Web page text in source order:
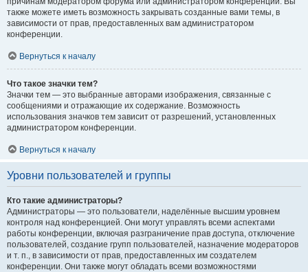
также можете иметь возможность закрывать созданные вами темы, в
зависимости от прав, предоставленных вам администратором
конференции.
Вернуться к началу
Что такое значки тем?
Значки тем — это выбранные авторами изображения, связанные с
сообщениями и отражающие их содержание. Возможность
использования значков тем зависит от разрешений, установленных
администратором конференции.
Вернуться к началу
Уровни пользователей и группы
Кто такие администраторы?
Администраторы — это пользователи, наделённые высшим уровнем
контроля над конференцией. Они могут управлять всеми аспектами
работы конференции, включая разграничение прав доступа, отключение
пользователей, создание групп пользователей, назначение модераторов
и т. п., в зависимости от прав, предоставленных им создателем
конференции. Они также могут обладать всеми возможностями